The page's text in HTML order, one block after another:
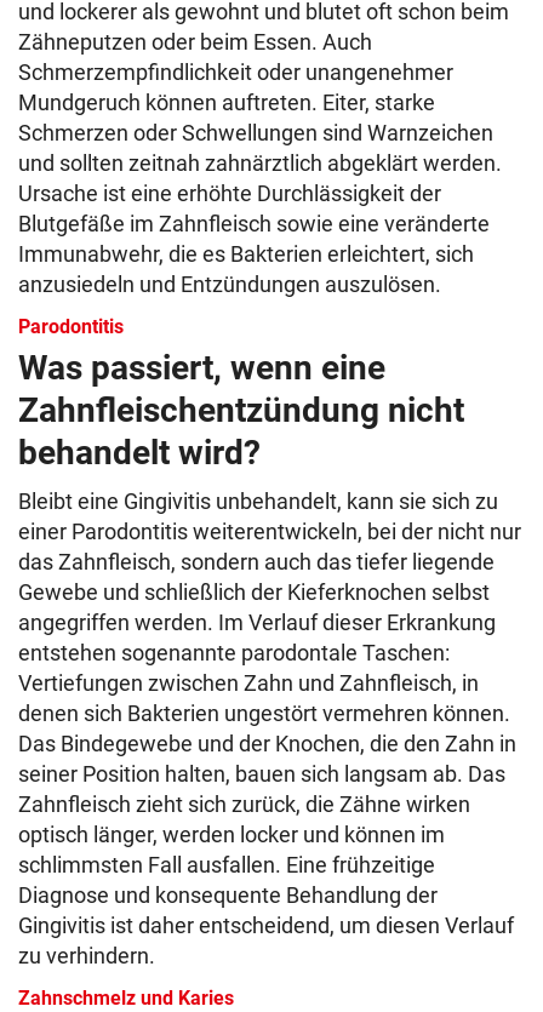
und lockerer als gewohnt und blutet oft schon beim
Zähneputzen oder beim Essen. Auch
Schmerzempfindlichkeit oder unangenehmer
Mundgeruch können auftreten. Eiter, starke
Schmerzen oder Schwellungen sind Warnzeichen
und sollten zeitnah zahnärztlich abgeklärt werden.
Ursache ist eine erhöhte Durchlässigkeit der
Blutgefäße im Zahnfleisch sowie eine veränderte
Immunabwehr, die es Bakterien erleichtert, sich
anzusiedeln und Entzündungen auszulösen.
Parodontitis
Was passiert, wenn eine
Zahnfleischentzündung nicht
behandelt wird?
Bleibt eine Gingivitis unbehandelt, kann sie sich zu
einer Parodontitis weiterentwickeln, bei der nicht nur
das Zahnfleisch, sondern auch das tiefer liegende
Gewebe und schließlich der Kieferknochen selbst
angegriffen werden. Im Verlauf dieser Erkrankung
entstehen sogenannte parodontale Taschen:
Vertiefungen zwischen Zahn und Zahnfleisch, in
denen sich Bakterien ungestört vermehren können.
Das Bindegewebe und der Knochen, die den Zahn in
seiner Position halten, bauen sich langsam ab. Das
Zahnfleisch zieht sich zurück, die Zähne wirken
optisch länger, werden locker und können im
schlimmsten Fall ausfallen. Eine frühzeitige
Diagnose und konsequente Behandlung der
Gingivitis ist daher entscheidend, um diesen Verlauf
zu verhindern.
Zahnschmelz und Karies